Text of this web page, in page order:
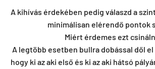
A kihívás érdekében pedig válaszd a
minimálisan elérendő pontok
Miért érdemes ezt
A legtöbb esetben bullra dobással dől
hogy ki az aki első és ki az aki hátsó